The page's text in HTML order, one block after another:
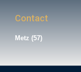
Contact
Metz (57)